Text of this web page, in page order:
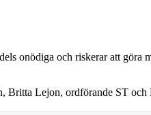
onödiga och riskerar att göra
Britta Lejon, ordförande ST